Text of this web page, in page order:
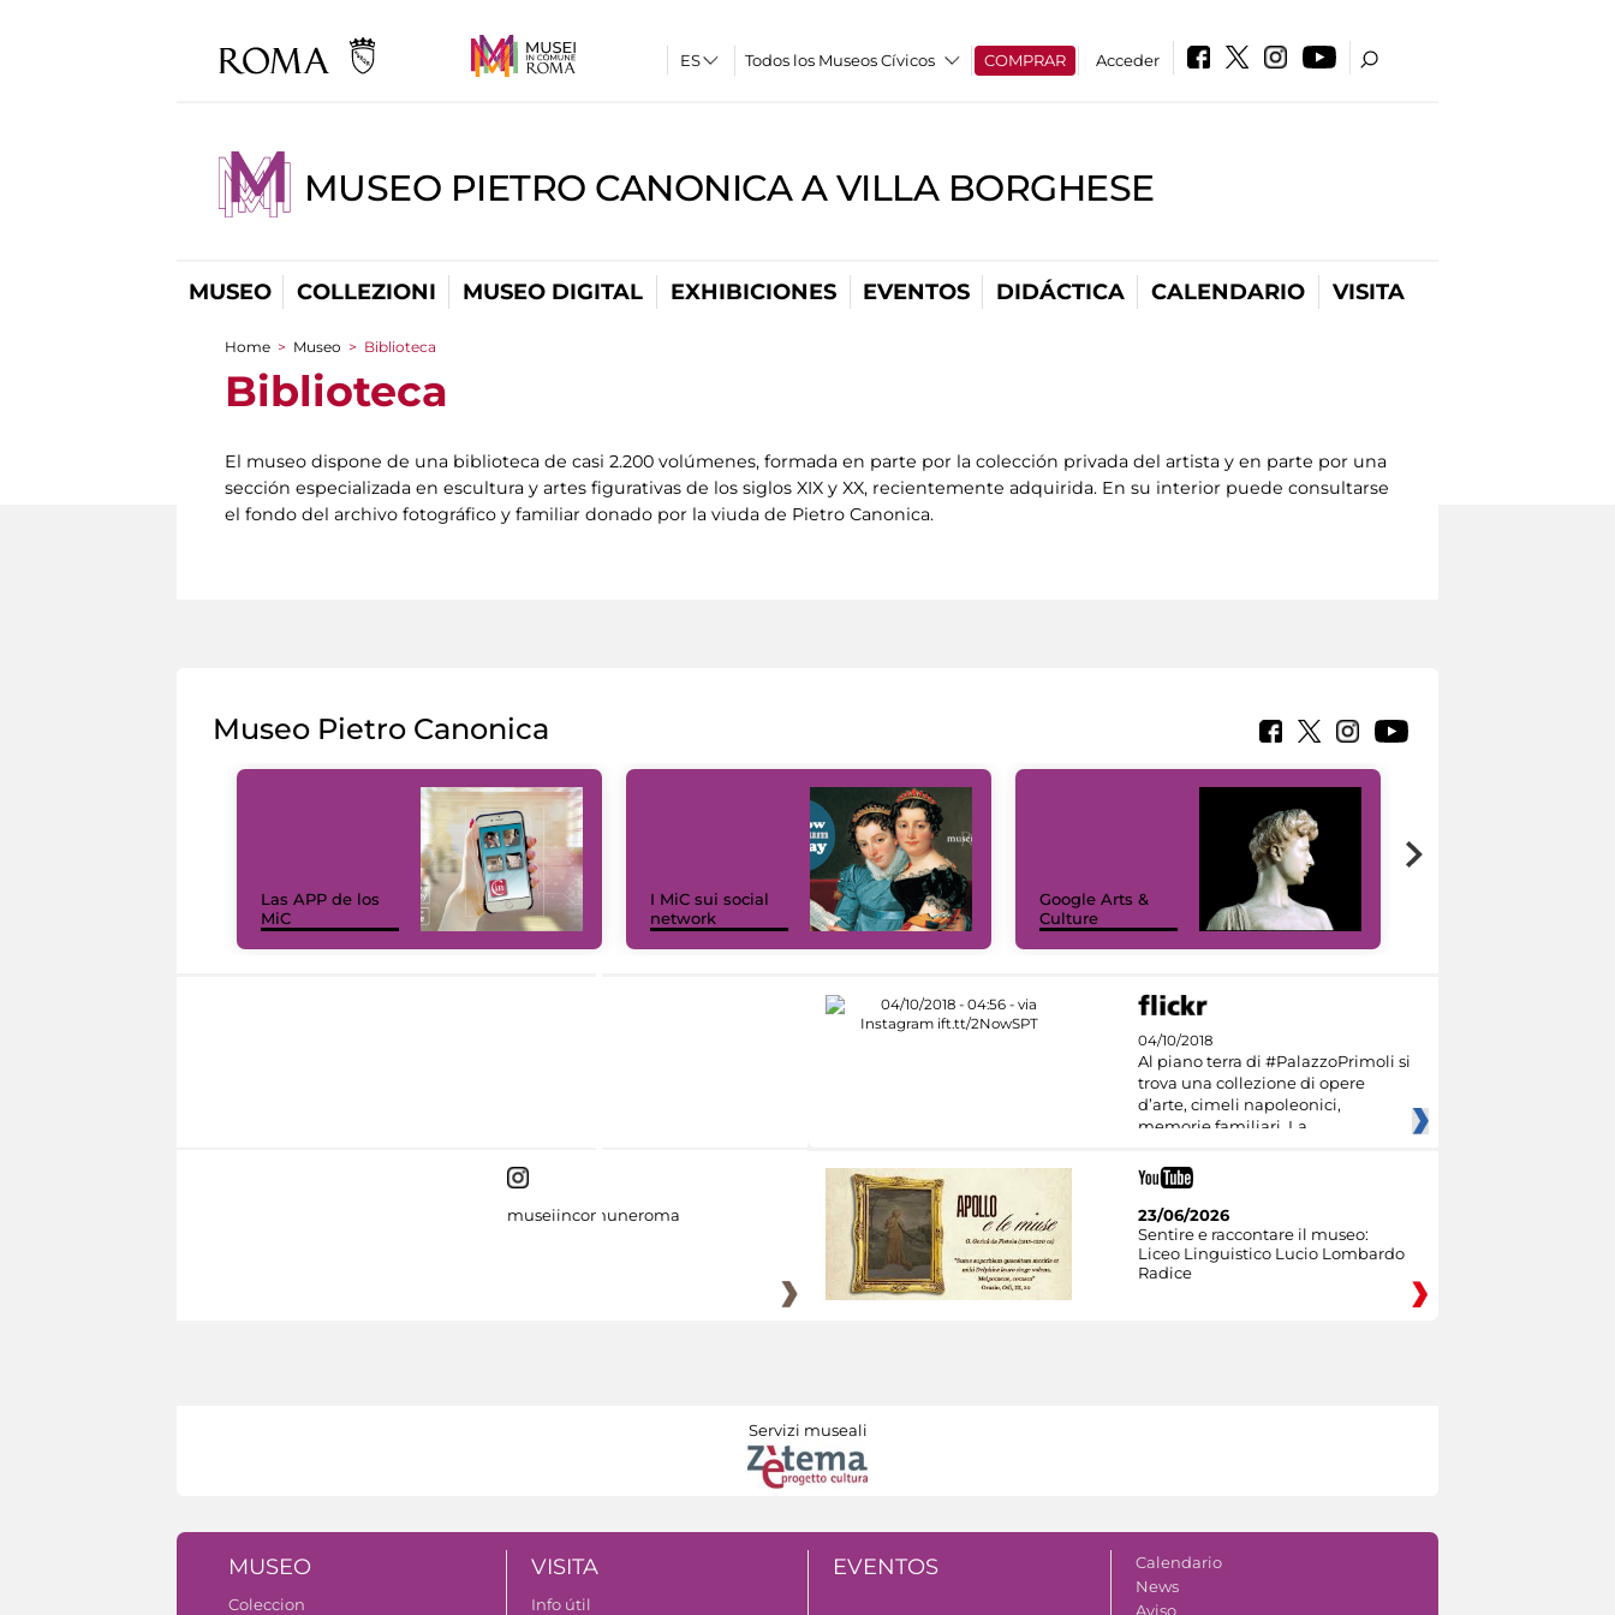
Todos los Museos Cívicos COMPRAR Acceder
MUSEO PIETRO CANONICA A VILLA BORGHESE
MUSEO COLLEZIONI MUSEO DIGITAL EXHIBICIONES EVENTOS DIDÁCTICA CALENDARIO VISITA
You are here
Home > Museo > Biblioteca
Biblioteca
El museo dispone de una biblioteca de casi 2.200 volúmenes, formada en parte por la colección privada del artista y en parte por una
sección especializada en escultura y artes figurativas de los siglos XIX y XX, recientemente adquirida. En su interior puede consultarse
el fondo del archivo fotográfico y familiar donado por la viuda de Pietro Canonica.
Museo Pietro Canonica
Las APP de los
MiC
I MiC sui social
network
Google Arts &
Culture
04/10/2018
Al piano terra di #PalazzoPrimoli si
trova una collezione di opere
d’arte, cimeli napoleonici,
memorie familiari. La
museiincomuneroma
23/06/2026
Sentire e raccontare il museo:
Liceo Linguistico Lucio Lombardo
Radice
Servizi museali
MUSEO
Coleccion
VISITA
Info útil
EVENTOS
Calendario
News
Aviso